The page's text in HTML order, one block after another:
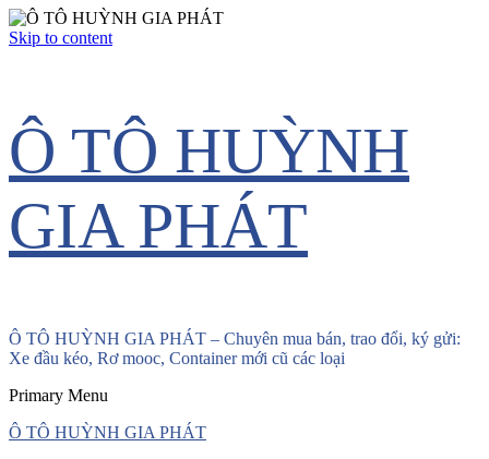
Skip to content
Ô TÔ HUỲNH
GIA PHÁT
Ô TÔ HUỲNH GIA PHÁT – Chuyên mua bán, trao đổi, ký gửi:
Xe đầu kéo, Rơ mooc, Container mới cũ các loại
Primary Menu
Ô TÔ HUỲNH GIA PHÁT